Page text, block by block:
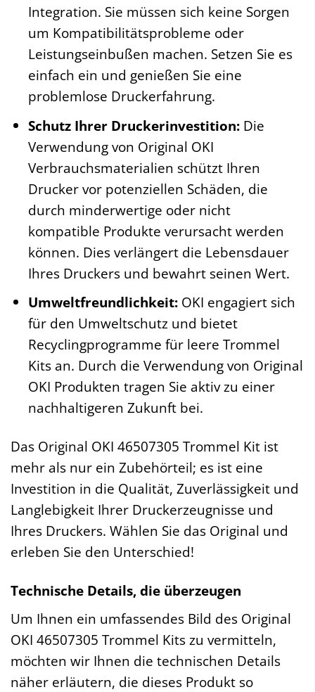
Integration. Sie müssen sich keine Sorgen
um Kompatibilitätsprobleme oder
Leistungseinbußen machen. Setzen Sie es
einfach ein und genießen Sie eine
problemlose Druckerfahrung.
Schutz Ihrer Druckerinvestition:Die
Verwendung von Original OKI
Verbrauchsmaterialien schützt Ihren
Drucker vor potenziellen Schäden, die
durch minderwertige oder nicht
kompatible Produkte verursacht werden
können. Dies verlängert die Lebensdauer
Ihres Druckers und bewahrt seinen Wert.
Umweltfreundlichkeit:OKI engagiert sich
für den Umweltschutz und bietet
Recyclingprogramme für leere Trommel
Kits an. Durch die Verwendung von Original
OKI Produkten tragen Sie aktiv zu einer
nachhaltigeren Zukunft bei.
Das Original OKI 46507305 Trommel Kit ist
mehr als nur ein Zubehörteil; es ist eine
Investition in die Qualität, Zuverlässigkeit und
Langlebigkeit Ihrer Druckerzeugnisse und
Ihres Druckers. Wählen Sie das Original und
erleben Sie den Unterschied!
Technische Details, die überzeugen
Um Ihnen ein umfassendes Bild des Original
OKI 46507305 Trommel Kits zu vermitteln,
möchten wir Ihnen die technischen Details
näher erläutern, die dieses Produkt so